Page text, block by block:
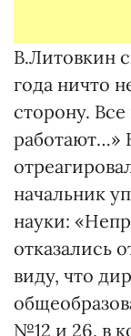
В.Литовкин
года ничто
сторону.
работают…»
начальник
науки:
отказались
виду, что
№12 и 26, в